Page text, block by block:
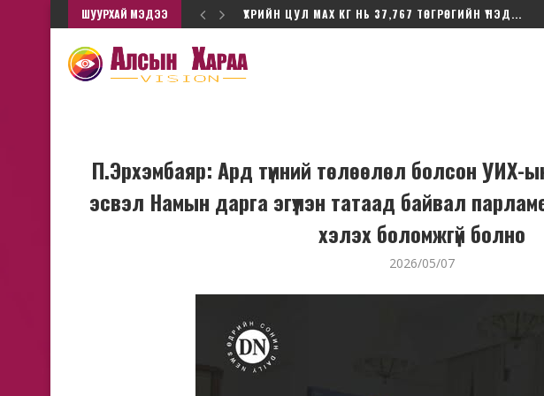
ШУУРХАЙ МЭДЭЭ ҮХРИЙН ЦУЛ МАХ КГ НЬ 37,767 ТӨГРӨГИЙН ҮНЭД...
П.Эрхэмбаяр: Ард түмний төлөөлөл болсон УИХ-ын
эсвэл Намын дарга эгүүлэн татаад байвал
хэлэх боломжгүй болно
2026/05/07
Ц.Элбэгдорж, Х.Баттулга хоёр
юугаараа барьцаалагдаж